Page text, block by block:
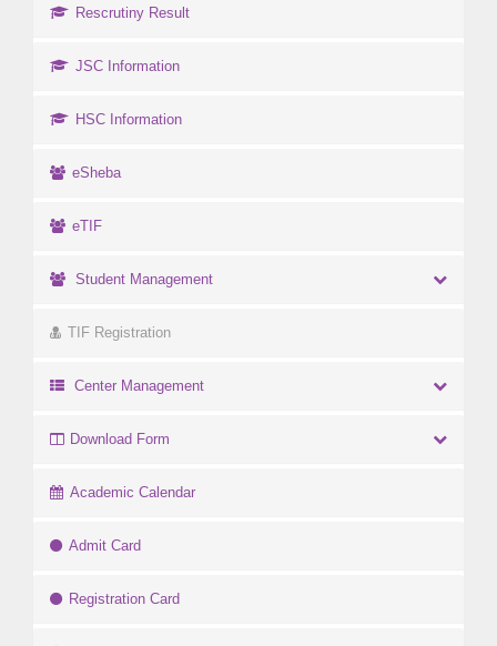
Rescrutiny Result
JSC Information
HSC Information
eSheba
eTIF
Student Management
TIF Registration
Center Management
Download Form
Academic Calendar
Admit Card
Registration Card